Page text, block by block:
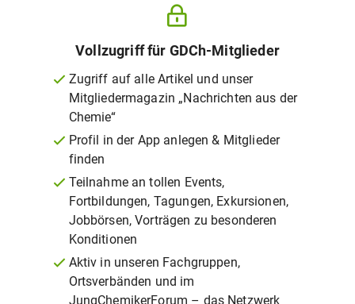
Vollzugriff für GDCh-Mitglieder
Zugriff auf alle Artikel und unser
Mitgliedermagazin „Nachrichten aus der
Chemie“
Profil in der App anlegen & Mitglieder
finden
Teilnahme an tollen Events,
Fortbildungen, Tagungen, Exkursionen,
Jobbörsen, Vorträgen zu besonderen
Konditionen
Aktiv in unseren Fachgruppen,
Ortsverbänden und im
JungChemikerForum – das Netzwerk